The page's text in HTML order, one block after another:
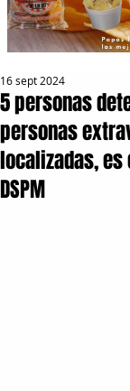
5 personas
personas
localizadas,
DSPM
16 sept 2024